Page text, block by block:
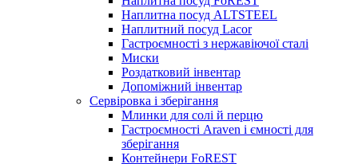
Наплитна посуд ALTSTEEL
Наплитний посуд Lacor
Гастроємності з нержавіючої сталі
Миски
Роздатковий інвентар
Допоміжний інвентар
Сервіровка і зберігання
Млинки для солі й перцю
Гастроємності Araven і ємності для
зберігання
Контейнери FoREST